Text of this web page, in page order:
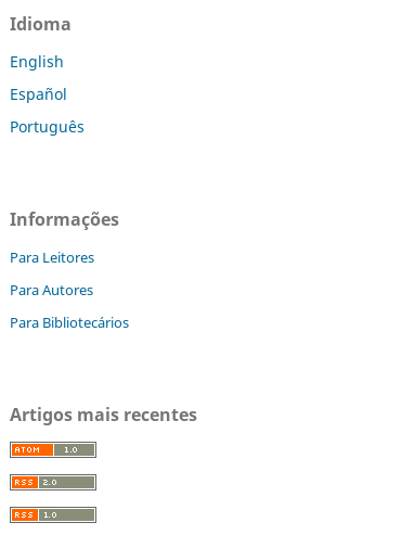
Idioma
English
Español
Português
Informações
Para Leitores
Para Autores
Para Bibliotecários
Artigos mais recentes